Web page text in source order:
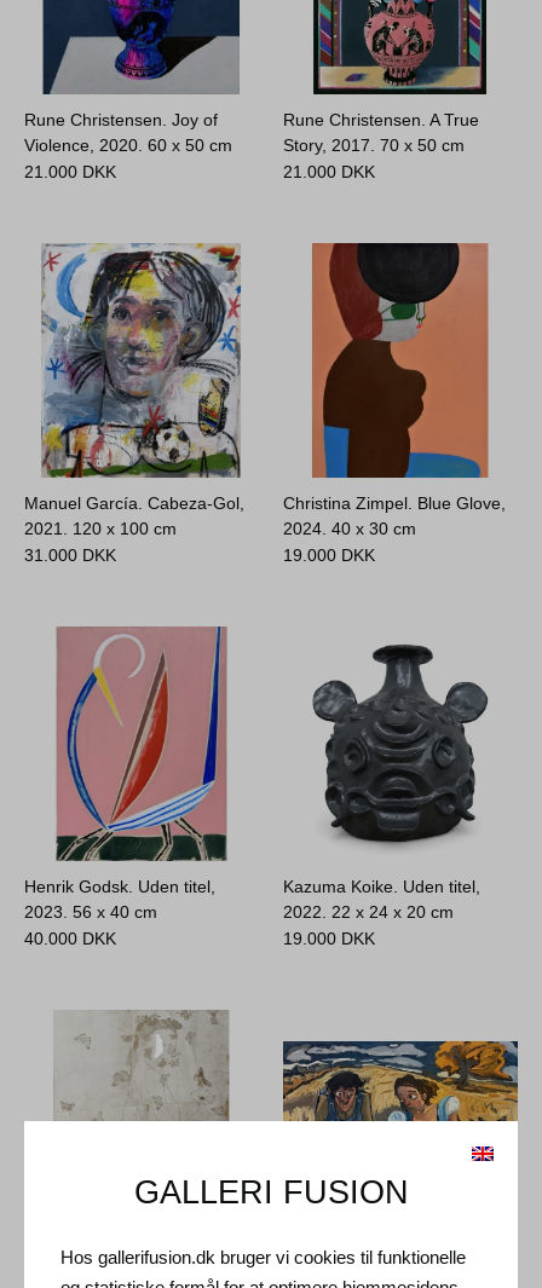
Rune Christensen. Joy of
Violence, 2020.60 x 50 cm
21.000 DKK
Rune Christensen. A True
Story, 2017.70 x 50 cm
21.000 DKK
Manuel García. Cabeza-Gol,
2021. 120 x 100 cm
31.000 DKK
Christina Zimpel. Blue Glove,
2024.40 x 30 cm
19.000 DKK
Henrik Godsk. Uden titel,
2023.56 x 40 cm
40.000 DKK
Kazuma Koike. Uden titel,
2022. 22 x 24 x 20 cm
19.000 DKK
Luis Vidal. Abuse Garden VIII,
Dan Schein. Uden titel, 2012.
GALLERI FUSION
Hos gallerifusion.dk bruger vi cookies til funktionelle